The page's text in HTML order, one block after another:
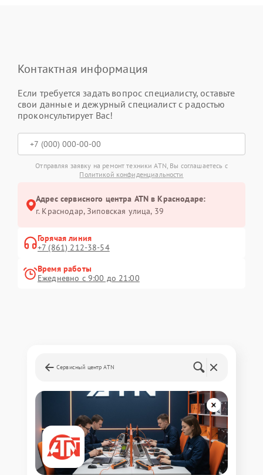
Контактная информация
Если требуется задать вопрос специалисту, оставьте
свои данные и дежурный специалист с радостью
проконсультирует Вас!
Отправляя заявку на ремонт техники ATN, Вы соглашаетесь с
Политикой конфиденциальности
Адрес сервисного центра ATN в Краснодаре:
г. Краснодар, Зиповская улица, 39
Горячая линия
+7 (861) 212-38-54
Время работы
Ежедневно с 9:00 до 21:00
Сервисный центр ATN